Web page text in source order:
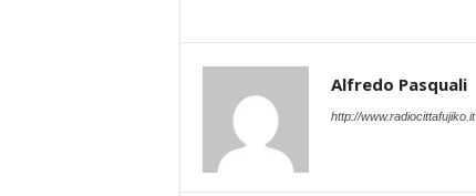
Alfredo Pasquali
http://www.radiocittafujiko.it